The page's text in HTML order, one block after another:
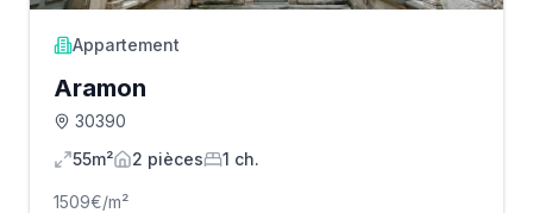
Appartement
Aramon
30390
55m²
2 pièces 1 ch.
1509€/m²